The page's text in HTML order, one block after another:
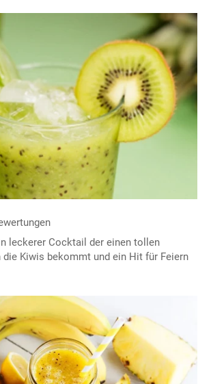
leckerer Cocktail der einen tollen
die Kiwis bekommt und ein Hit für Feiern